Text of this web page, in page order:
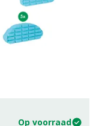
Op voorraad